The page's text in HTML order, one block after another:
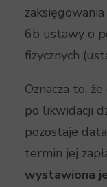
6b ustawy o
fizycznych
Oznacza to,
po likwidacji
pozostaje
termin jej
wystawiona